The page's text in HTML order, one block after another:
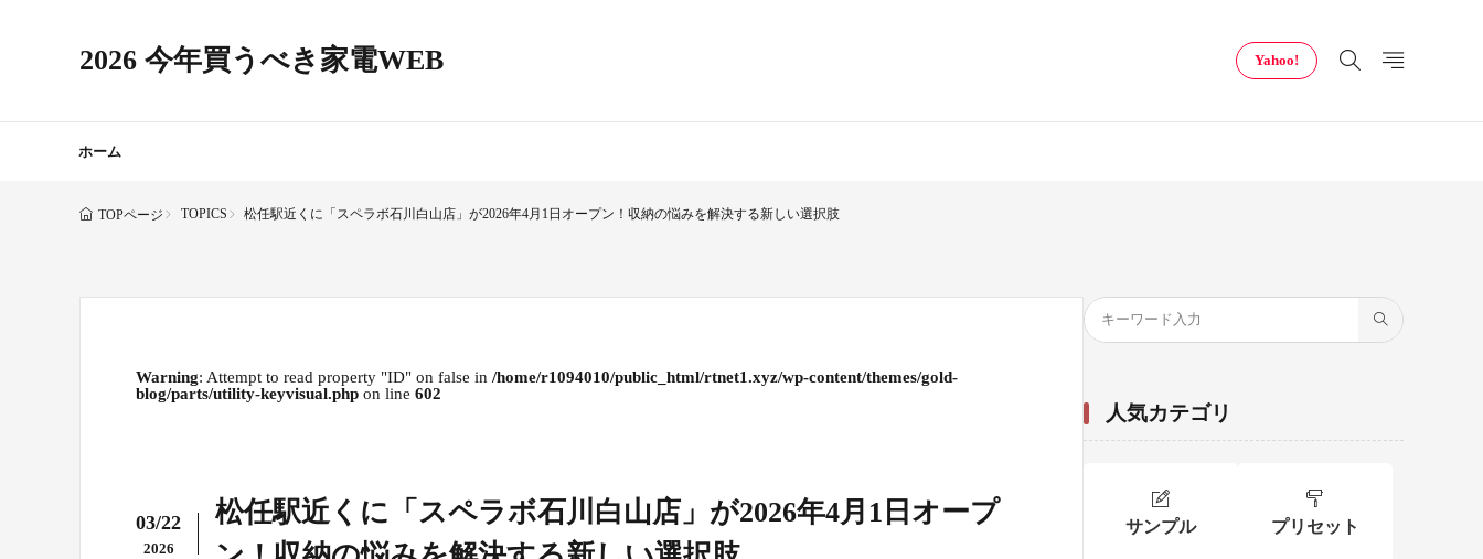
2026 今年買うべき家電WEB Yahoo!
ホーム
TOPページ TOPICS 松任駅近くに「スペラボ石川白山店」が2026年4月1日オープン！収納の悩みを解決する新しい選択肢
Warning: Attempt to read property "ID" on false in /home/r1094010/public_html/rtnet1.xyz/wp-content/themes/gold-
blog/parts/utility-keyvisual.php on line 602
03/22
2026
松任駅近くに「スペラボ石川白山店」が2026年4月1日オープ
人気カテゴリ
サンプル プリセット